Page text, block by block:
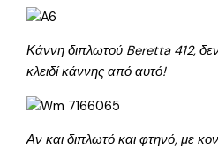
Κάννη διπλωτού Beretta 412,
κλειδί κάννης από αυτό!
Αν και διπλωτό και φτηνό, με